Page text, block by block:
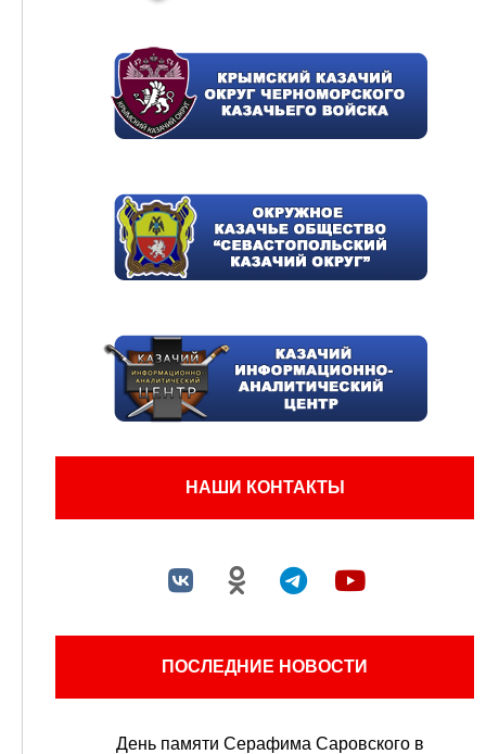
НАШИ КОНТАКТЫ
ПОСЛЕДНИЕ НОВОСТИ
День памяти Серафима Саровского в